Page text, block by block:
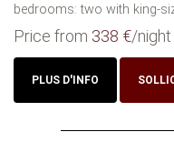
bedrooms: two with king-
Price from 338 €/night
PLUS D'INFO